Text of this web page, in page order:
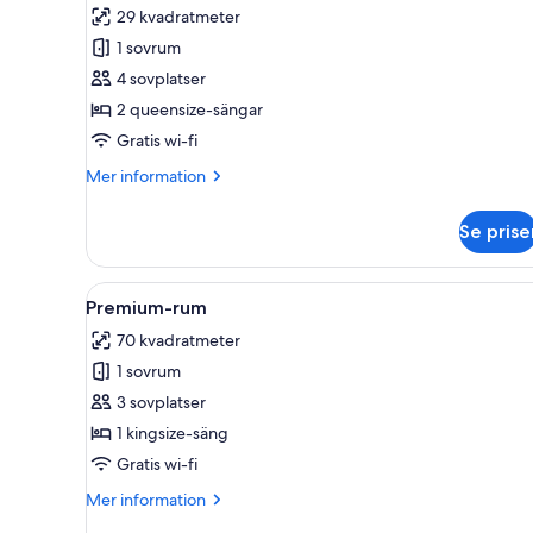
för
Superior-
rum
-
2
queensize-
sängar
29 kvadratmeter
1 sovrum
4 sovplatser
2 queensize-sängar
Gratis wi-fi
Mer information
Mer
rum
2
sängar
Se
Öppna
alla
foton
för
Premium-
rum
Ett modernt hotellrum med
4
Premium-rum
70 kvadratmeter
1 sovrum
3 sovplatser
1 kingsize-säng
Gratis wi-fi
Mer information
Mer